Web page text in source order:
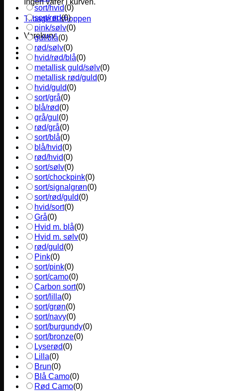
Ingen varer i kurven.
Tilbage til shoppen
Varekurv
sort/hvid(0)
sort/rød(0)
pink/sølv(0)
gul/blå(0)
rød/sølv(0)
hvid/rød/blå(0)
metallisk guld/sølv(0)
metallisk rød/guld(0)
hvid/guld(0)
sort/grå(0)
blå/rød(0)
grå/gul (0)
rød/grå(0)
sort/blå(0)
blå/hvid(0)
rød/hvid(0)
sort/sølv(0)
sort/chockpink(0)
sort/signalgrøn(0)
sort/rød/guld(0)
hvid/sort(0)
Grå(0)
Hvid m. blå(0)
Hvid m. sølv(0)
rød/guld(0)
Pink(0)
sort/pink(0)
sort/camo(0)
Carbon sort(0)
sort/lilla(0)
sort/grøn(0)
sort/navy(0)
sort/burgundy(0)
sort/bronze(0)
Lyserød(0)
Lilla(0)
Brun(0)
Blå Camo(0)
Rød Camo(0)